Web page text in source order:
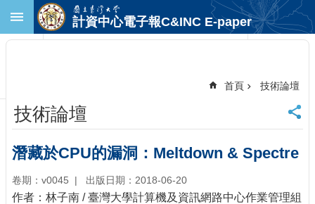
跳到主要內容區塊
首
頁
臺
大
首
頁
計資中心電子報C&INC E-paper
首頁 技術論壇
技術論壇
潛藏於CPU的漏洞：Meltdown & Spectre
卷期：v0045 出版日期：2018-06-20
作者：林子南 / 臺灣大學計算機及資訊網路中心作業管理組